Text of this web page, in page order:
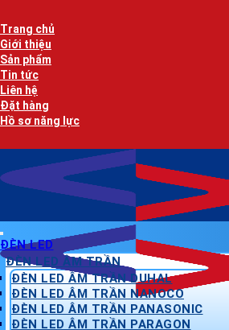
qua
nội
dung
Trang chủ
Giới thiệu
Sản phẩm
Tin tức
Liên hệ
Đặt hàng
Hồ sơ năng lực
ĐÈN LED
ĐÈN LED ÂM TRẦN
ĐÈN LED ÂM TRẦN DUHAL
ĐÈN LED ÂM TRẦN NANOCO
ĐÈN LED ÂM TRẦN PANASONIC
ĐÈN LED ÂM TRẦN PARAGON